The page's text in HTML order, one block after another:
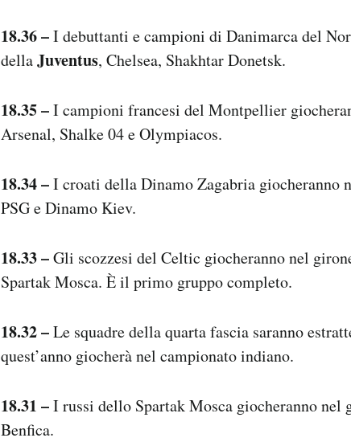
18.36 –I debuttanti e campioni di Danimarca del
dellaJuventus, Chelsea, Shakhtar Donetsk.
18.35 –I campioni francesi del Montpellier
Arsenal, Shalke 04 e Olympiacos.
18.34 –I croati della Dinamo Zagabria giocheranno
PSG e Dinamo Kiev.
18.33 –Gli scozzesi del Celtic giocheranno nel
Spartak Mosca. È il primo gruppo completo.
18.32 –Le squadre della quarta fascia saranno
quest’anno giocherà nel campionato indiano.
18.31 –I russi dello Spartak Mosca giocheranno nel
Benfica.